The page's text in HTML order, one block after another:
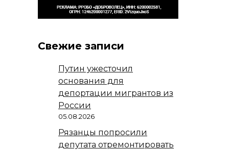
Свежие записи
Путин ужесточил
основания для
депортации мигрантов из
России
05.08.2026
Рязанцы попросили
депутата отремонтировать